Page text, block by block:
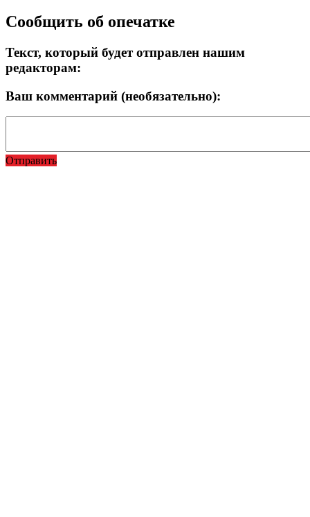
Сообщить об опечатке
Текст, который будет отправлен нашим
редакторам:
Ваш комментарий (необязательно):
Отправить